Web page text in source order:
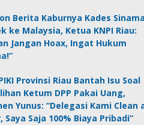
Berita Kaburnya Kades Sinama
ke Malaysia, Ketua KNPI Riau:
Jangan Hoax, Ingat Hukum
Provinsi Riau Bantah Isu Soal
Ketum DPP Pakai Uang,
Yunus: “Delegasi Kami Clean
Saya Saja 100% Biaya Pribadi”